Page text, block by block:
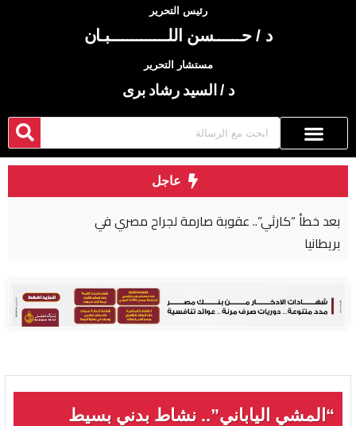
رئيس التحرير
د / حــــــسن اللـــــــــــــبـان
مستشار التحرير
د / السيد رشاد برى
عاجل
بعد خطأ “كارثي”.. عقوبة صارمة لجراح مصري في
بريطانيا
“المشي الياباني”.. نشاط بدني بسيط